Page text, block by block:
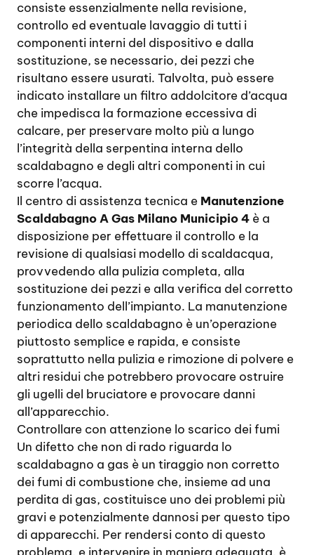
consiste essenzialmente nella revisione,
controllo ed eventuale lavaggio di tutti i
componenti interni del dispositivo e dalla
sostituzione, se necessario, dei pezzi che
risultano essere usurati. Talvolta, può essere
indicato installare un filtro addolcitore d’acqua
che impedisca la formazione eccessiva di
calcare, per preservare molto più a lungo
l’integrità della serpentina interna dello
scaldabagno e degli altri componenti in cui
scorre l’acqua.
Il centro di assistenza tecnica e Manutenzione
Scaldabagno A Gas Milano Municipio 4 è a
disposizione per effettuare il controllo e la
revisione di qualsiasi modello di scaldacqua,
provvedendo alla pulizia completa, alla
sostituzione dei pezzi e alla verifica del corretto
funzionamento dell’impianto. La manutenzione
periodica dello scaldabagno è un’operazione
piuttosto semplice e rapida, e consiste
soprattutto nella pulizia e rimozione di polvere e
altri residui che potrebbero provocare ostruire
gli ugelli del bruciatore e provocare danni
all’apparecchio.
Controllare con attenzione lo scarico dei fumi
Un difetto che non di rado riguarda lo
scaldabagno a gas è un tiraggio non corretto
dei fumi di combustione che, insieme ad una
perdita di gas, costituisce uno dei problemi più
gravi e potenzialmente dannosi per questo tipo
di apparecchi. Per rendersi conto di questo